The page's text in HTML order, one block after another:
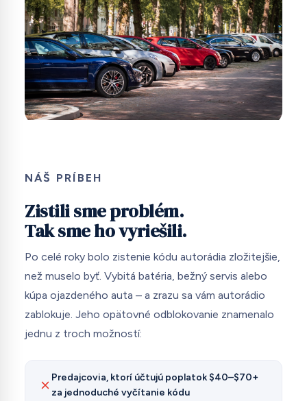
NÁŠ PRÍBEH
Zistili sme problém.
Tak sme ho vyriešili.
Po celé roky bolo zistenie kódu autorádia zložitejšie,
než muselo byť. Vybitá batéria, bežný servis alebo
kúpa ojazdeného auta – a zrazu sa vám autorádio
zablokuje. Jeho opätovné odblokovanie znamenalo
jednu z troch možností:
Predajcovia, ktorí účtujú poplatok $40–$70+
za jednoduché vyčítanie kódu